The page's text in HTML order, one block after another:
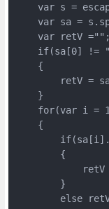
var s =
var sa =
    var retV ="";
if(sa[0] !=
    {
retV =
    }
for(var i =
    {
        {
retV
        }
else